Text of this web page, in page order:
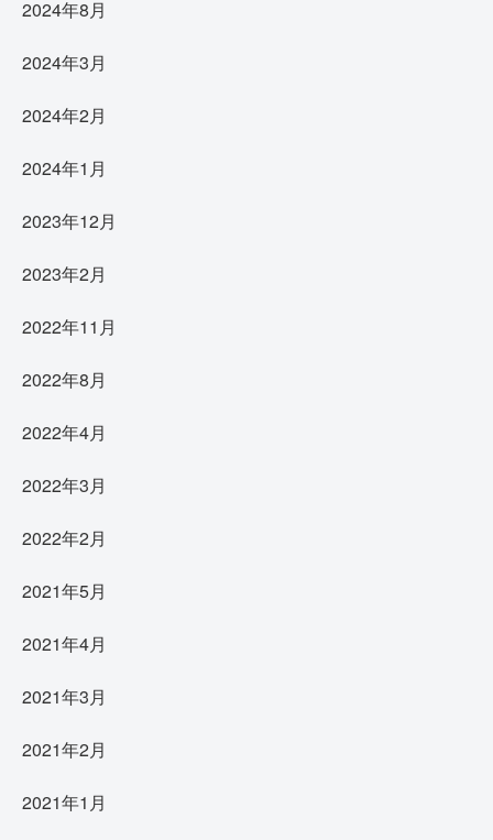
2024年8月
2024年3月
2024年2月
2024年1月
2023年12月
2023年2月
2022年11月
2022年8月
2022年4月
2022年3月
2022年2月
2021年5月
2021年4月
2021年3月
2021年2月
2021年1月